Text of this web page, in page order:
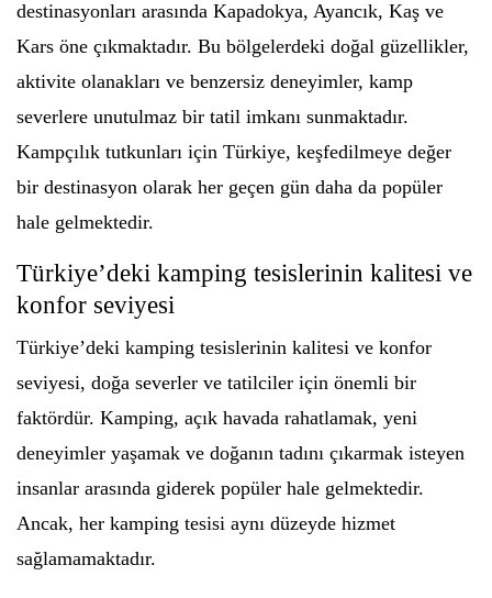
destinasyonları arasında Kapadokya, Ayancık, Kaş ve
Kars öne çıkmaktadır. Bu bölgelerdeki doğal güzellikler,
aktivite olanakları ve benzersiz deneyimler, kamp
severlere unutulmaz bir tatil imkanı sunmaktadır.
Kampçılık tutkunları için Türkiye, keşfedilmeye değer
bir destinasyon olarak her geçen gün daha da popüler
hale gelmektedir.
Türkiye’deki kamping tesislerinin kalitesi ve
konfor seviyesi
Türkiye’deki kamping tesislerinin kalitesi ve konfor
seviyesi, doğa severler ve tatilciler için önemli bir
faktördür. Kamping, açık havada rahatlamak, yeni
deneyimler yaşamak ve doğanın tadını çıkarmak isteyen
insanlar arasında giderek popüler hale gelmektedir.
Ancak, her kamping tesisi aynı düzeyde hizmet
sağlamamaktadır.